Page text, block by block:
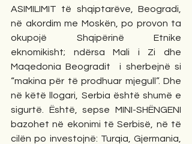
ASIMILIMIT të shqiptarëve, Beogradi,
në akordim me Moskën, po provon ta
okupojë Shqipërinë Etnike
eknomikisht; ndërsa Mali i Zi dhe
Maqedonia Beogradit  i sherbejnë si
“makina për të prodhuar mjegull”. Dhe
në këtë llogari, Serbia është shumë e
sigurtë. Është, sepse MINI-SHËNGENI
bazohet në ekonimi të Serbisë, në të
cilën po investojnë: Turqia, Gjermania,